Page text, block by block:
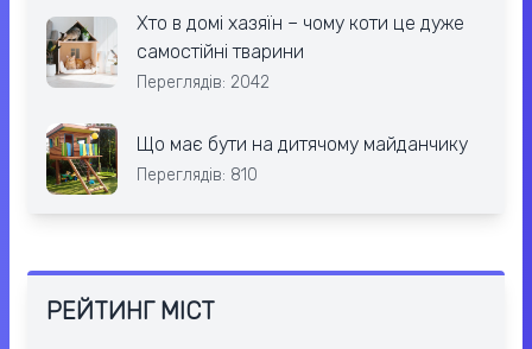
Хто в домі хазяїн – чому коти це дуже
самостійні тварини
Переглядів: 2042
Що має бути на дитячому майданчику
Переглядів: 810
РЕЙТИНГ МІСТ